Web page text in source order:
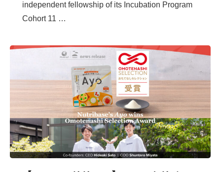
independent fellowship of its Incubation Program
Cohort 11 …